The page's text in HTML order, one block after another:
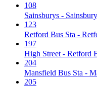
108
Sainsburys -
123
Retford Bus Sta -
197
High Street - Retford
204
Mansfield Bus Sta -
205